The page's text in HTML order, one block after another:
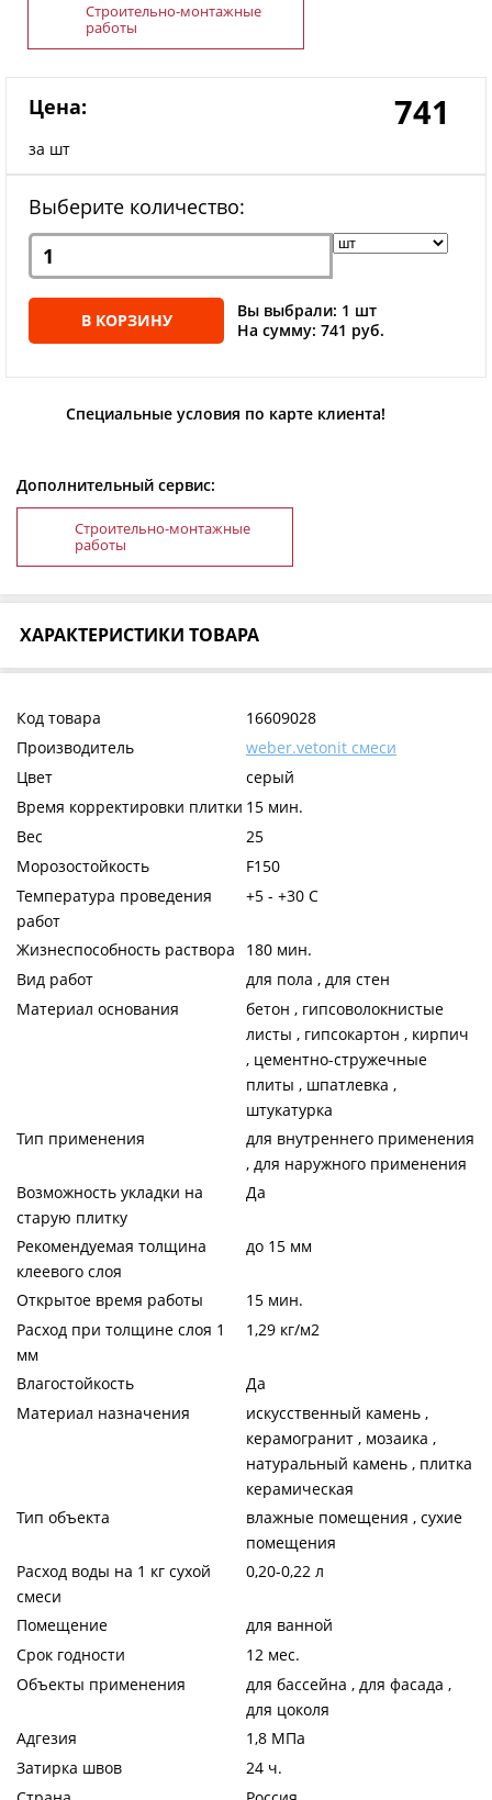
Строительно-монтажные
работы
Цена:
за шт
741
Выберите количество:
В КОРЗИНУ
Вы выбрали: 1 шт
На сумму: 741 руб.
Специальные условия по карте клиента!
Дополнительный сервис:
Строительно-монтажные
работы
ХАРАКТЕРИСТИКИ ТОВАРА
Код товара
16609028
Производитель
weber.vetonit смеси
Цвет
серый
Время корректировки плитки 15 мин.
Вес
25
Морозостойкость
F150
Температура проведения
работ
+5 - +30 C
Жизнеспособность раствора
180 мин.
Вид работ
для пола , для стен
Материал основания
бетон , гипсоволокнистые
листы , гипсокартон , кирпич
, цементно-стружечные
плиты , шпатлевка ,
штукатурка
Тип применения
для внутреннего применения
, для наружного применения
Возможность укладки на
старую плитку
Да
Рекомендуемая толщина
клеевого слоя
до 15 мм
Открытое время работы
15 мин.
Расход при толщине слоя 1
мм
1,29 кг/м2
Влагостойкость
Да
Материал назначения
искусственный камень ,
керамогранит , мозаика ,
натуральный камень , плитка
керамическая
Тип объекта
влажные помещения , сухие
помещения
Расход воды на 1 кг сухой
смеси
0,20-0,22 л
Помещение
для ванной
Срок годности
12 мес.
Объекты применения
для бассейна , для фасада ,
для цоколя
Адгезия
1,8 МПа
Затирка швов
24 ч.